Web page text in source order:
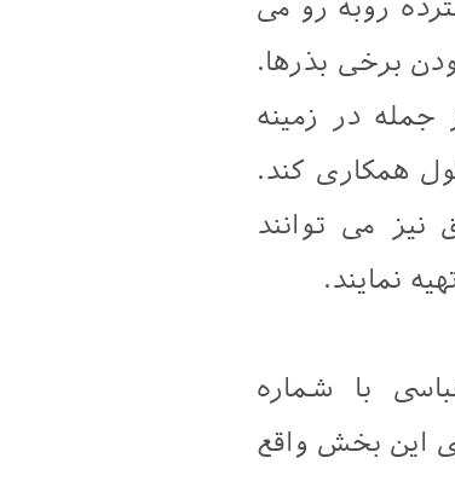
روبه رو می
برخی بذرها.
جمله در زمینه
همکاری کند.
می توانند
نمایند.
با شماره
اداری این بخش واقع